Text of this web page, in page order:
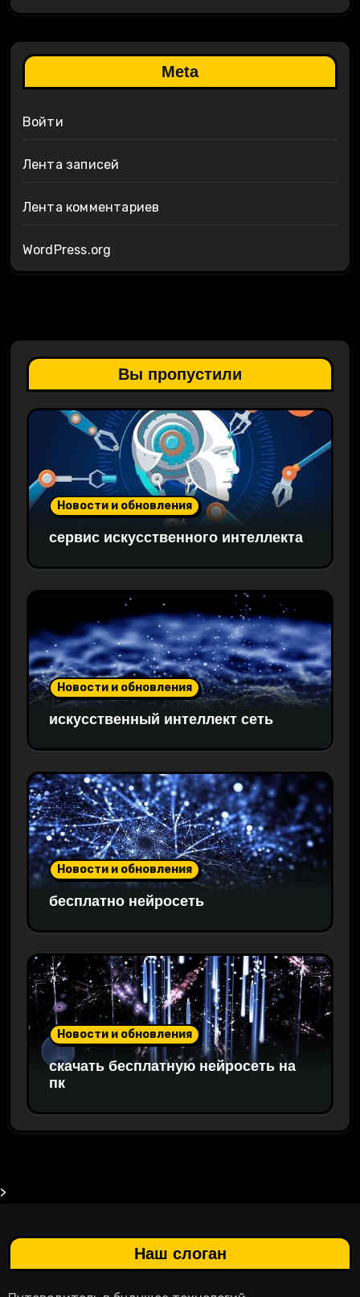
Meta
Войти
Лента записей
Лента комментариев
WordPress.org
Вы пропустили
Новости и обновления
сервис искусственного интеллекта
Новости и обновления
искусственный интеллект сеть
Новости и обновления
бесплатно нейросеть
Новости и обновления
скачать бесплатную нейросеть на
пк
>
Наш слоган